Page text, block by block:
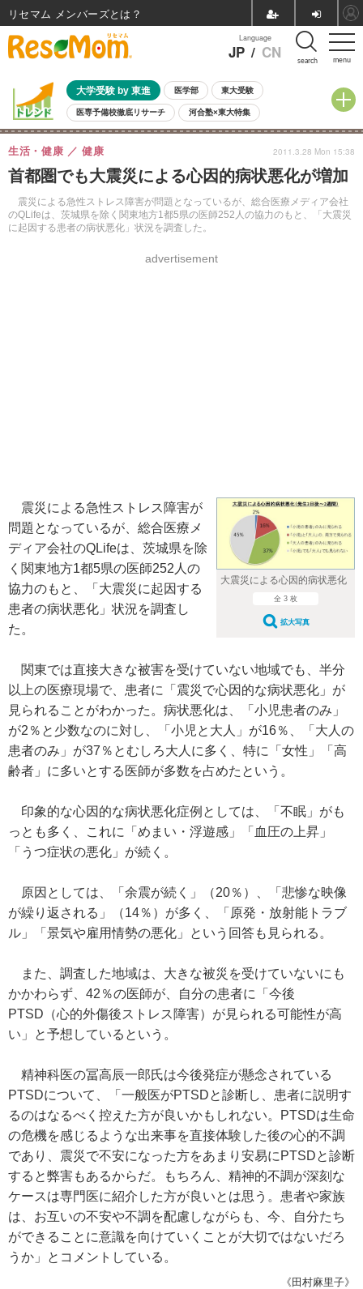
menu
Language
JP / CN search
大学受験 by 東進 医学部 東大受験
医専予備校徹底リサーチ 河合塾×東大特集
親子で考える大学選び 高校受験 中学受験 小学校受験
共通テスト 夏休み
8月開催イベント・WS 全国公立高校 過去問 人気記事
自由研究教材（小学生向け） 自由研究教材（中学生向け） ランキング
首都圏でも大震災による心因的病状悪化が増加
震災による急性ストレス障害が問題となっているが、総合医療メディア会社
のQLifeは、茨城県を除く関東地方1都5県の医師252人の協力のもと、「大震災
に起因する患者の病状悪化」状況を調査した。
生活・健康 健康
advertisement
2011.3.28 Mon 15:38
大震災による心因的病状悪化
全 3 枚
拡大写真
震災による急性ストレス障害が
問題となっているが、総合医療メ
ディア会社のQLifeは、茨城県を除
く関東地方1都5県の医師252人の
協力のもと、「大震災に起因する
患者の病状悪化」状況を調査し
た。
関東では直接大きな被害を受けていない地域でも、半分
以上の医療現場で、患者に「震災で心因的な病状悪化」が
見られることがわかった。病状悪化は、「小児患者のみ」
が2％と少数なのに対し、「小児と大人」が16％、「大人の
患者のみ」が37％とむしろ大人に多く、特に「女性」「高
齢者」に多いとする医師が多数を占めたという。
印象的な心因的な病状悪化症例としては、「不眠」がも
っとも多く、これに「めまい・浮遊感」「血圧の上昇」
「うつ症状の悪化」が続く。
原因としては、「余震が続く」（20％）、「悲惨な映像
が繰り返される」（14％）が多く、「原発・放射能トラブ
ル」「景気や雇用情勢の悪化」という回答も見られる。
また、調査した地域は、大きな被災を受けていないにも
かかわらず、42％の医師が、自分の患者に「今後
PTSD（心的外傷後ストレス障害）が見られる可能性が高
い」と予想しているという。
精神科医の冨高辰一郎氏は今後発症が懸念されている
PTSDについて、「一般医がPTSDと診断し、患者に説明す
るのはなるべく控えた方が良いかもしれない。PTSDは生命
の危機を感じるような出来事を直接体験した後の心的不調
であり、震災で不安になった方をあまり安易にPTSDと診断
すると弊害もあるからだ。もちろん、精神的不調が深刻な
ケースは専門医に紹介した方が良いとは思う。患者や家族
は、お互いの不安や不調を配慮しながらも、今、自分たち
ができることに意識を向けていくことが大切ではないだろ
うか」とコメントしている。
《田村麻里子》
リセマム メンバーズ